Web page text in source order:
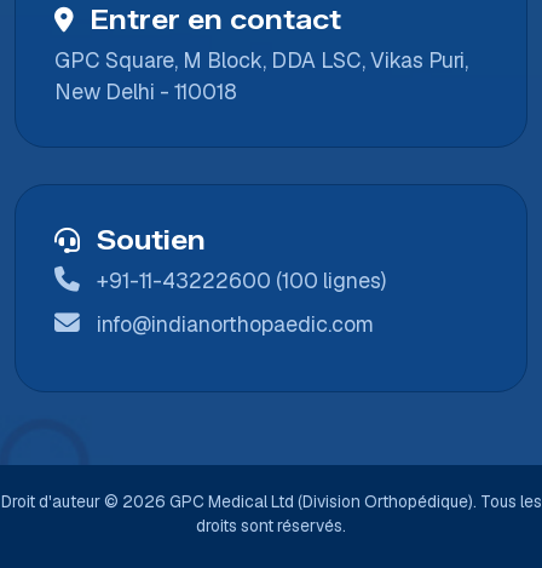
Entrer en contact
GPC Square, M Block, DDA LSC, Vikas Puri,
New Delhi - 110018
Soutien
+91-11-43222600 (100 lignes)
info@indianorthopaedic.com
Droit d'auteur © 2026 GPC Medical Ltd (Division Orthopédique). Tous les
droits sont réservés.